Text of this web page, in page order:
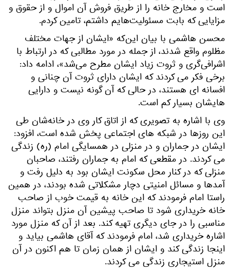
است و مخارج خانه را از طریق فروش آن اموال و از حقوق و
مزایایی که بابت مسئولیت‌هایم داشتم، تامین کردم.
محسن هاشمی با بیان این‌که «ایشان از جهات مختلف
مظلوم واقع شدند، از جمله در مورد مطالبی که در ارتباط با
اشرافی‌گری و ثروت زیاد ایشان مطرح می‌شد»، ادامه داد:
برخی فکر می کردند که ایشان دارای ثروت آن چنانی و
افسانه ای هستند، در حالی که آن گونه نیست و دارایی
هایشان بسیار کم است.
وی با اشاره به تصویری که از اتاق کار وی در خانه‌شان طی
این روزها در شبکه های اجتماعی پخش شده است، افزود:
ایشان در جماران و در منزلی در همسایگی امام (ره) زندگی
می کردند. در مقطعی که امام به جماران رفتند، صاحبان
منزلی که در کنار محل سکونت ایشان بود به دلیل رفت و
آمدها و مسائل امنیتی دچار مشکلاتی شده بودند، در همین
راستا امام فرمودند که این خانه به قیمت خوب از صاحب
خانه خریداری شود تا صاحب پیشین آن منزل بتواند منزل
مناسبی را در جای دیگری تهیه کند. بعد از آن که منزل مورد
اشاره خریداری شد، امام فرمودند که آقای هاشمی بیاید و
اینجا زندگی کند و ایشان از همان زمان تا هم اکنون در آن
منزل استیجاری زندگی می کردند.